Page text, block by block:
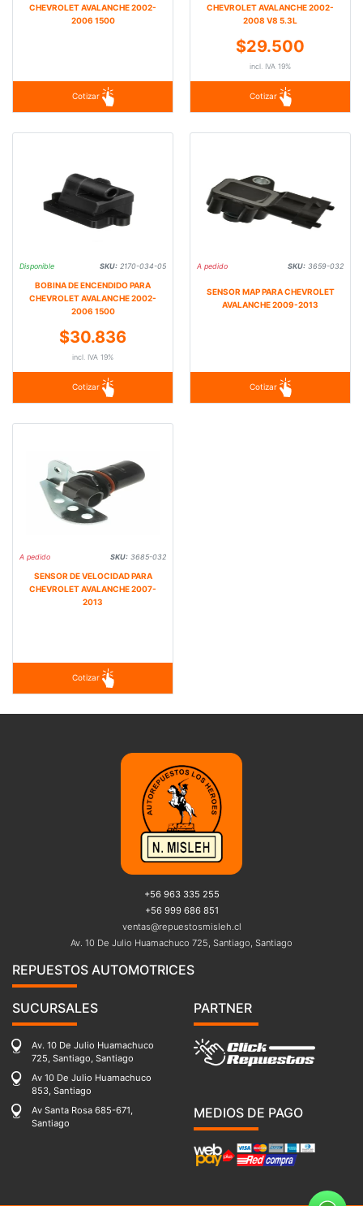
CHEVROLET AVALANCHE 2002-
2006 1500
Cotizar
CHEVROLET AVALANCHE 2002-
2008 V8 5.3L
$29.500
incl. IVA 19%
Cotizar
Disponible SKU: 2170-034-05
BOBINA DE ENCENDIDO PARA
CHEVROLET AVALANCHE 2002-
2006 1500
$30.836
incl. IVA 19%
Cotizar
A pedido SKU: 3659-032
SENSOR MAP PARA CHEVROLET
AVALANCHE 2009-2013
Cotizar
A pedido SKU: 3685-032
SENSOR DE VELOCIDAD PARA
CHEVROLET AVALANCHE 2007-
2013
Cotizar
+56 963 335 255
+56 999 686 851
ventas@repuestosmisleh.cl
Av. 10 De Julio Huamachuco 725, Santiago, Santiago
REPUESTOS AUTOMOTRICES
SUCURSALES
Av. 10 De Julio Huamachuco
725, Santiago, Santiago
Av 10 De Julio Huamachuco
853, Santiago
Av Santa Rosa 685-671,
Santiago
PARTNER
MEDIOS DE PAGO